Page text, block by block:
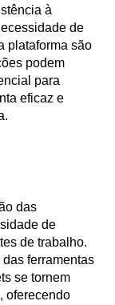
à
de
plataforma são
podem
para
eficaz e
das
de
de trabalho.
ferramentas
se tornem
oferecendo